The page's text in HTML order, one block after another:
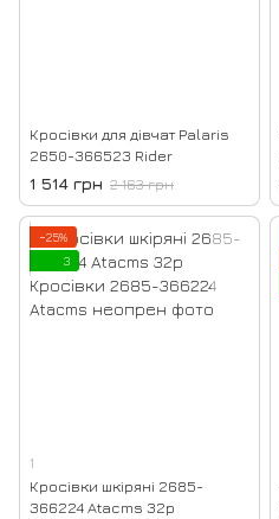
Кросівки для дівчат Palaris
2650-366523 Rider
1 514 грн 2 163 грн
−25%
3
1
Кросівки шкіряні 2685-
366224 Atacms 32р